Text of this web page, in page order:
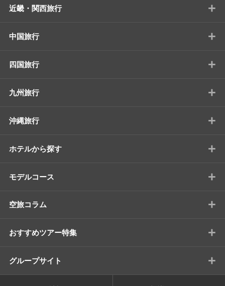
近畿・関西旅行 +
中国旅行 +
四国旅行 +
九州旅行 +
沖縄旅行 +
ホテルから探す +
モデルコース +
空旅コラム +
おすすめツアー特集 +
グループサイト +